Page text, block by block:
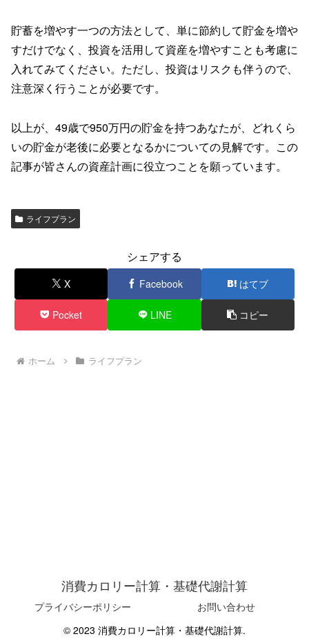
貯蓄を増やす一つの方法として、単に節約して貯金を増や
すだけでなく、投資を活用して資産を増やすことも考慮に
入れてみてください。ただし、投資はリスクも伴うので、
注意深く行うことが必要です。
以上が、49歳で950万円の貯金を持つあなたが、どれくら
いの貯金が老後に必要となるかについての見解です。この
記事が皆さんの資産計画に役立つことを願っています。
ライフプラン
シェアする
X Facebook はてブ
Pocket LINE コピー
ホーム ライフプラン
消費カロリー計算・基礎代謝計算
プライバシーポリシー
お問い合わせ
© 2023 消費カロリー計算・基礎代謝計算.